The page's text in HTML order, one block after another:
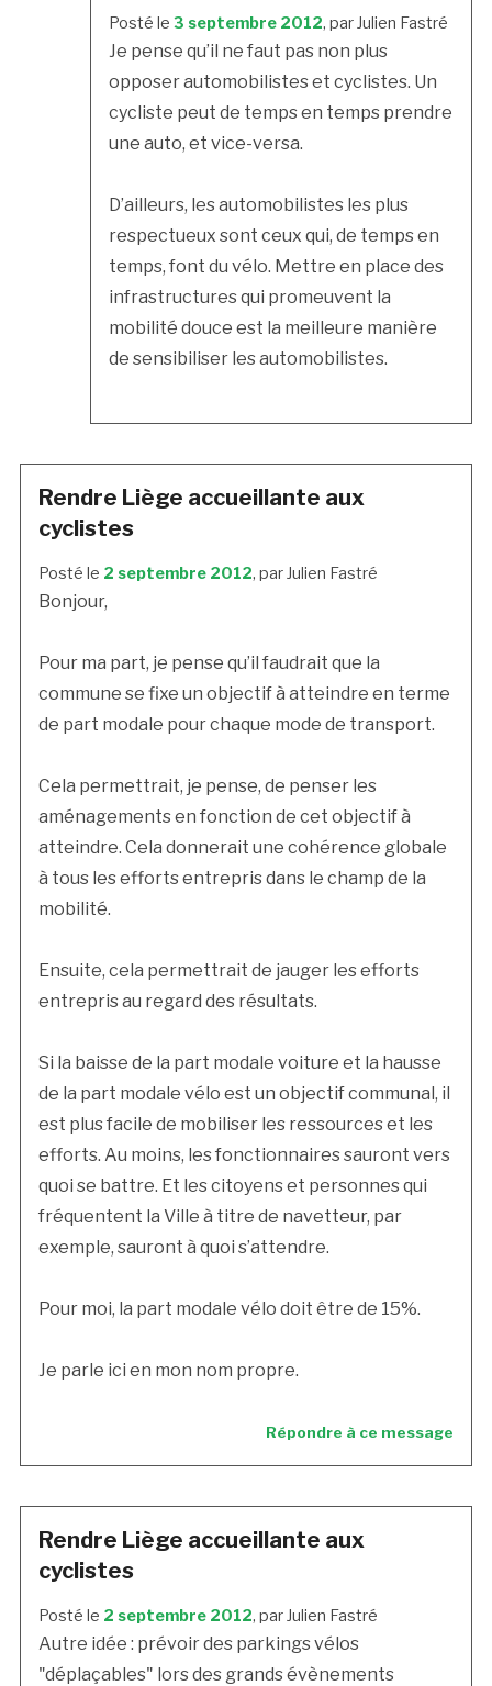
Posté le 3 septembre 2012, par Julien Fastré
Je pense qu’il ne faut pas non plus
opposer automobilistes et cyclistes. Un
cycliste peut de temps en temps prendre
une auto, et vice-versa.
D’ailleurs, les automobilistes les plus
respectueux sont ceux qui, de temps en
temps, font du vélo. Mettre en place des
infrastructures qui promeuvent la
mobilité douce est la meilleure manière
de sensibiliser les automobilistes.
Rendre Liège accueillante aux
cyclistes
Posté le 2 septembre 2012, par Julien Fastré
Bonjour,
Pour ma part, je pense qu’il faudrait que la
commune se fixe un objectif à atteindre en terme
de part modale pour chaque mode de transport.
Cela permettrait, je pense, de penser les
aménagements en fonction de cet objectif à
atteindre. Cela donnerait une cohérence globale
à tous les efforts entrepris dans le champ de la
mobilité.
Ensuite, cela permettrait de jauger les efforts
entrepris au regard des résultats.
Si la baisse de la part modale voiture et la hausse
de la part modale vélo est un objectif communal, il
est plus facile de mobiliser les ressources et les
efforts. Au moins, les fonctionnaires sauront vers
quoi se battre. Et les citoyens et personnes qui
fréquentent la Ville à titre de navetteur, par
exemple, sauront à quoi s’attendre.
Pour moi, la part modale vélo doit être de 15%.
Je parle ici en mon nom propre.
Répondre à ce message
Rendre Liège accueillante aux
cyclistes
Posté le 2 septembre 2012, par Julien Fastré
Autre idée : prévoir des parkings vélos
"déplaçables" lors des grands évènements